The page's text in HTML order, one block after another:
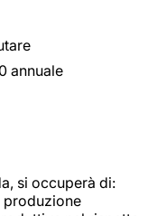
annuale
si occuperà di:
produzione